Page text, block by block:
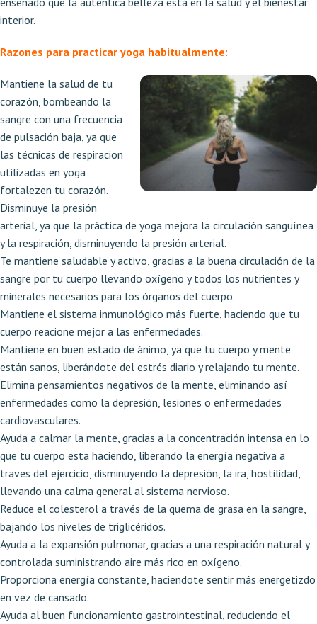
interior.
Razones para practicar yoga habitualmente:
Mantiene la salud de tu
corazón, bombeando la
sangre con una frecuencia
de pulsación baja, ya que
las técnicas de respiracion
utilizadas en yoga
fortalezen tu corazón.
Disminuye la presión
arterial, ya que la práctica de yoga mejora la circulación sanguínea
y la respiración, disminuyendo la presión arterial.
Te mantiene saludable y activo, gracias a la buena circulación de la
sangre por tu cuerpo llevando oxígeno y todos los nutrientes y
minerales necesarios para los órganos del cuerpo.
Mantiene el sistema inmunológico más fuerte, haciendo que tu
cuerpo reacione mejor a las enfermedades.
Mantiene en buen estado de ánimo, ya que tu cuerpo y mente
están sanos, liberándote del estrés diario y relajando tu mente.
Elimina pensamientos negativos de la mente, eliminando así
enfermedades como la depresión, lesiones o enfermedades
cardiovasculares.
Ayuda a calmar la mente, gracias a la concentración intensa en lo
que tu cuerpo esta haciendo, liberando la energía negativa a
traves del ejercicio, disminuyendo la depresión, la ira, hostilidad,
llevando una calma general al sistema nervioso.
Reduce el colesterol a través de la quema de grasa en la sangre,
bajando los niveles de triglicéridos.
Ayuda a la expansión pulmonar, gracias a una respiración natural y
controlada suministrando aire más rico en oxígeno.
Proporciona energía constante, haciendote sentir más energetizdo
en vez de cansado.
Ayuda al buen funcionamiento gastrointestinal, reduciendo el